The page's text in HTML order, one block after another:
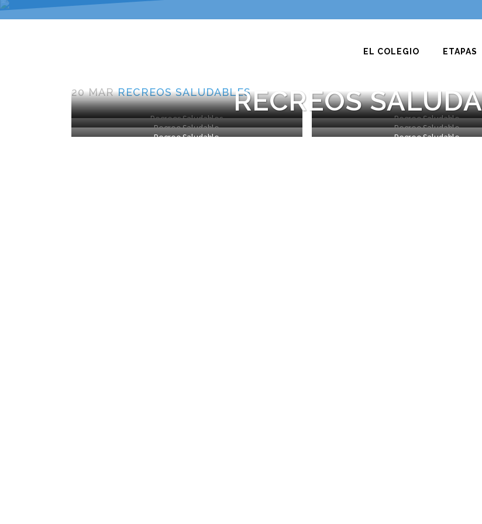
EL COLEGIO ETAPAS
RECREOS
20 MARRECREOS SALUDABLES
Recreos Saludables
Recreo Saludable
Recreo Saludable
Recreo Saludable
Recreo Saludable
Recreo Saludable